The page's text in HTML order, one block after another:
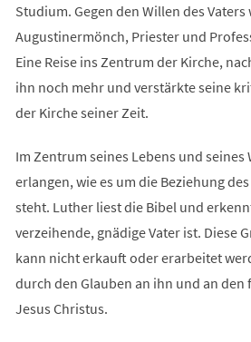
Studium. Gegen den Willen des Vaters
Augustinermönch, Priester und
Eine Reise ins Zentrum der Kirche,
ihn noch mehr und verstärkte seine
der Kirche seiner Zeit.
Im Zentrum seines Lebens und
erlangen, wie es um die Beziehung
steht. Luther liest die Bibel und
verzeihende, gnädige Vater ist. Diese
kann nicht erkauft oder erarbeitet
durch den Glauben an ihn und an den
Jesus Christus.